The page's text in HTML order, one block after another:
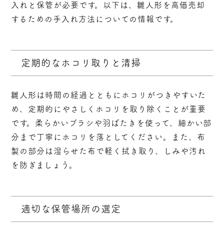
入れと保管が必要です。以下は、雛人形を高価売却
するための手入れ方法についての情報です。
定期的なホコリ取りと清掃
雛人形は時間の経過とともにホコリがつきやすいた
め、定期的にやさしくホコリを取り除くことが重要
です。柔らかいブラシや羽ばたきを使って、細かい部
分まで丁寧にホコリを落としてください。また、布
製の部分は湿らせた布で軽く拭き取り、しみや汚れ
を防ぎましょう。
適切な保管場所の選定